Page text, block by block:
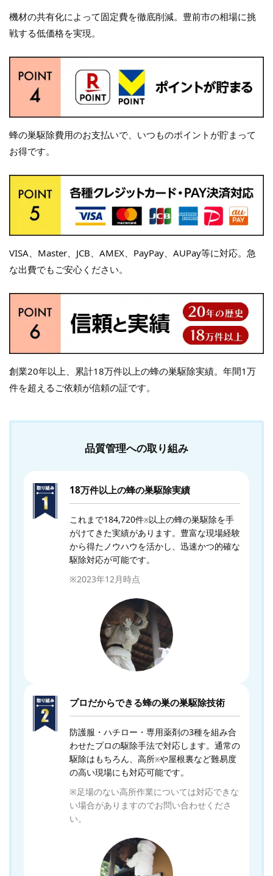
機材の共有化によって固定費を徹底削減。豊前市の相場に挑
戦する低価格を実現。
蜂の巣駆除費用のお支払いで、いつものポイントが貯まって
お得です。
VISA、Master、JCB、AMEX、PayPay、AUPay等に対応。急
な出費でもご安心ください。
創業20年以上、累計18万件以上の蜂の巣駆除実績。年間1万
件を超えるご依頼が信頼の証です。
品質管理への取り組み
18万件以上の蜂の巣駆除実績
これまで184,720件※以上の蜂の巣駆除を手
がけてきた実績があります。豊富な現場経験
から得たノウハウを活かし、迅速かつ的確な
駆除対応が可能です。
※2023年12月時点
プロだからできる蜂の巣の巣駆除技術
防護服・ハチロー・専用薬剤の3種を組み合
わせたプロの駆除手法で対応します。通常の
駆除はもちろん、高所※や屋根裏など難易度
の高い現場にも対応可能です。
※足場のない高所作業については対応できな
い場合がありますのでお問い合わせくださ
い。